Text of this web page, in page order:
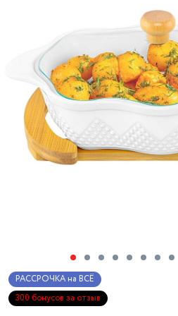
РАССРОЧКА на ВСЁ
300 бонусов за отзыв